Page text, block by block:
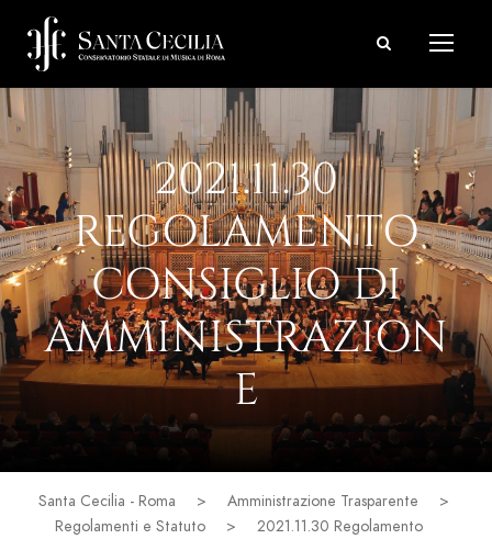
2021.11.30
REGOLAMENTO
CONSIGLIO DI
AMMINISTRAZION
E
Santa Cecilia - Roma > Amministrazione Trasparente
>
Regolamenti e Statuto
>
2021.11.30 Regolamento